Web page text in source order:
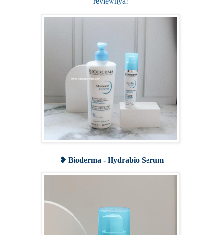
❥ Bioderma - Hydrabio Serum